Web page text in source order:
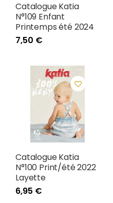
Catalogue Katia
N°109 Enfant
Printemps été 2024
7,50 €
Catalogue Katia
N°100 Print/été 2022
Layette
6,95 €